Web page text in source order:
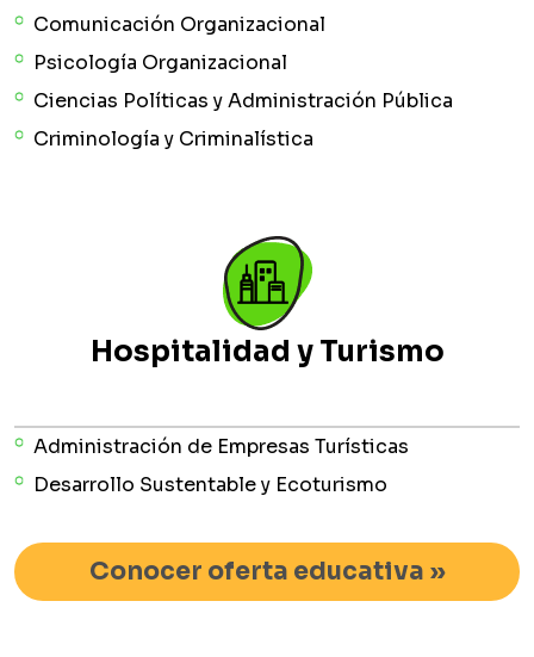
Comunicación Organizacional
Psicología Organizacional
Ciencias Políticas y Administración Pública
Criminología y Criminalística
Hospitalidad y Turismo
Administración de Empresas Turísticas
Desarrollo Sustentable y Ecoturismo
Conocer oferta educativa »